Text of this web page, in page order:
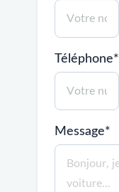
Téléphone*
Message*